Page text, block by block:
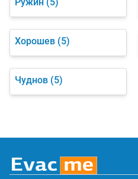
Хорошев (5)
Чуднов (5)